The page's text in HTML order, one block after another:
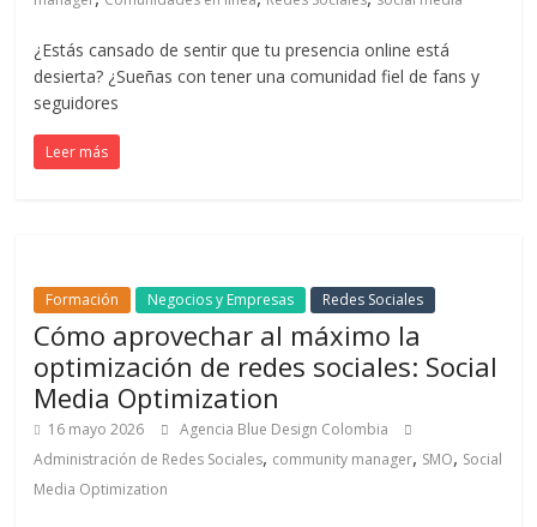
Actualidad
en
Colombia
Magazine
Publicidad,
Mercadeo
Medios
de
¿Estás cansado de sentir que tu presencia online está
desierta? ¿Sueñas con tener una comunidad fiel de fans y
seguidores
Leer más
Formación Negocios y Empresas Redes Sociales
Cómo aprovechar al máximo la
optimización de redes sociales: Social
Media Optimization
16 mayo 2026
Agencia Blue Design Colombia
Administración de Redes Sociales, community manager, SMO, Social
Media Optimization